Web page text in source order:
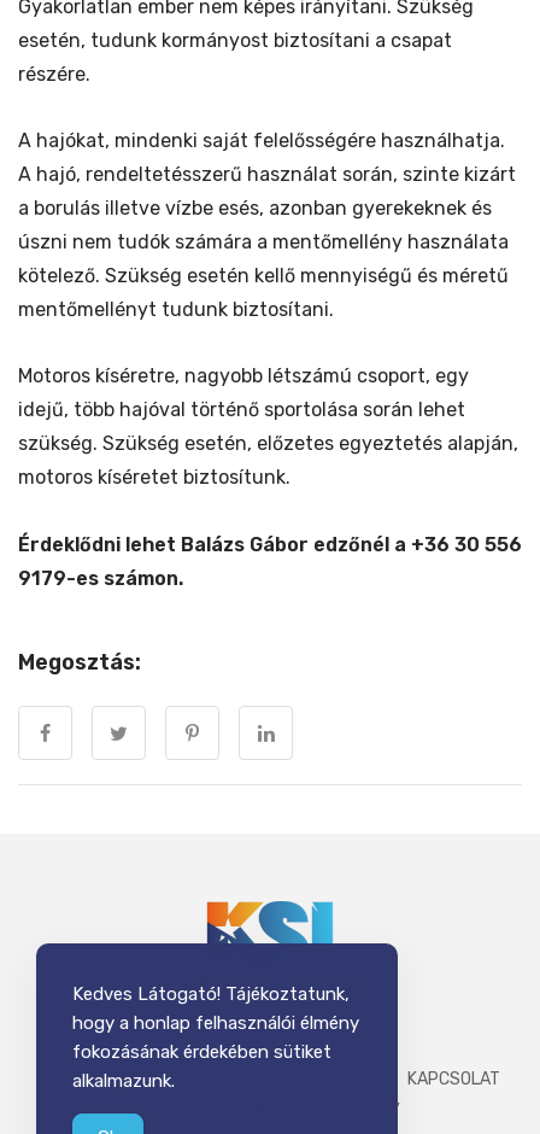
Gyakorlatlan ember nem képes irányítani. Szükség
esetén, tudunk kormányost biztosítani a csapat
részére.
A hajókat, mindenki saját felelősségére használhatja.
A hajó, rendeltetésszerű használat során, szinte kizárt
a borulás illetve vízbe esés, azonban gyerekeknek és
úszni nem tudók számára a mentőmellény használata
kötelező. Szükség esetén kellő mennyiségű és méretű
mentőmellényt tudunk biztosítani.
Motoros kíséretre, nagyobb létszámú csoport, egy
idejű, több hajóval történő sportolása során lehet
szükség. Szükség esetén, előzetes egyeztetés alapján,
motoros kíséretet biztosítunk.
Érdeklődni lehet Balázs Gábor edzőnél a +36 30 556
9179-es számon.
Megosztás:
ADATKEZELÉSI TÁJÉKOZTATÓ
KAPCSOLAT
ALAPSZABÁLY
Kedves Látogató! Tájékoztatunk,
hogy a honlap felhasználói élmény
fokozásának érdekében sütiket
alkalmazunk.